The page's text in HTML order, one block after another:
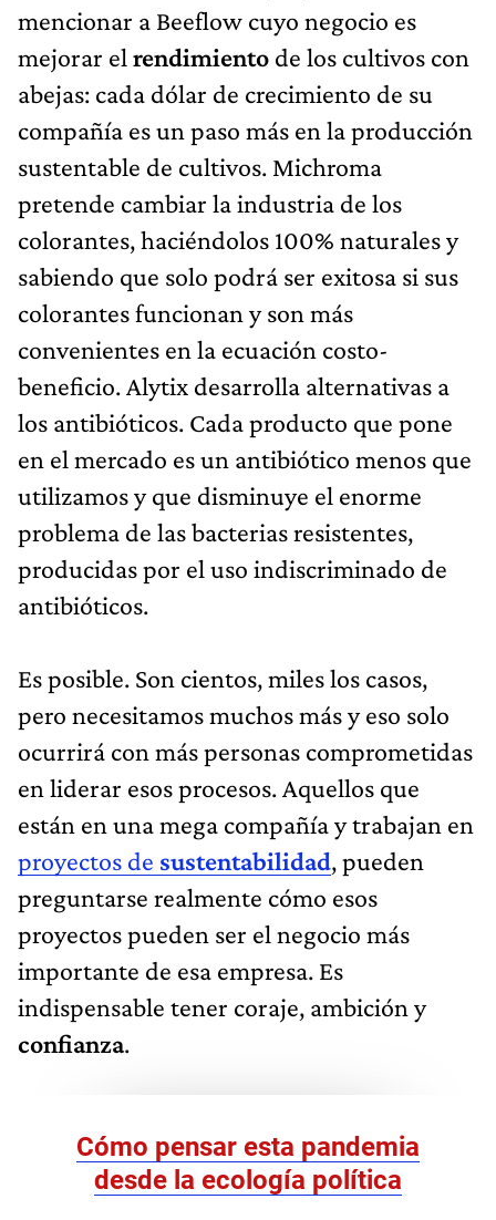
mencionar a Beeflow cuyo negocio es
mejorar el rendimiento de los cultivos con
abejas: cada dólar de crecimiento de su
compañía es un paso más en la producción
sustentable de cultivos. Michroma
pretende cambiar la industria de los
colorantes, haciéndolos 100% naturales y
sabiendo que solo podrá ser exitosa si sus
colorantes funcionan y son más
convenientes en la ecuación costo-
beneficio. Alytix desarrolla alternativas a
los antibióticos. Cada producto que pone
en el mercado es un antibiótico menos que
utilizamos y que disminuye el enorme
problema de las bacterias resistentes,
producidas por el uso indiscriminado de
antibióticos.
Es posible. Son cientos, miles los casos,
pero necesitamos muchos más y eso solo
ocurrirá con más personas comprometidas
en liderar esos procesos. Aquellos que
están en una mega compañía y trabajan en
proyectos de sustentabilidad, pueden
preguntarse realmente cómo esos
proyectos pueden ser el negocio más
importante de esa empresa. Es
indispensable tener coraje, ambición y
confianza.
Cómo pensar esta pandemia
desde la ecología política